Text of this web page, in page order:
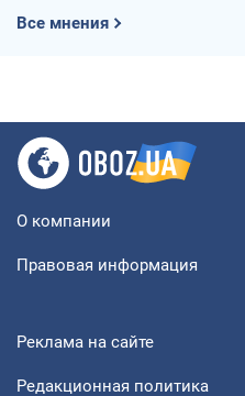
Все мнения
О компании
Правовая информация
Реклама на сайте
Редакционная политика